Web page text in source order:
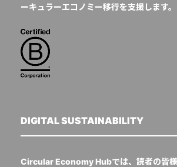
ーキュラーエコノミー移行を支援します。
DIGITAL SUSTAINABILITY
Circular Economy Hubでは、読者の皆